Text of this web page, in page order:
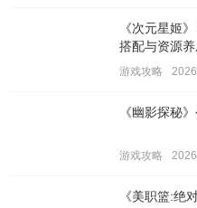
《次元星姬
搭配与资源
游戏攻略
《幽影探秘
游戏攻略
《美职篮:绝